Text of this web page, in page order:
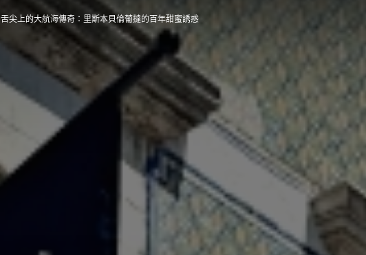
舌尖上的大航海傳奇：里斯本貝倫葡撻的百年甜蜜誘惑